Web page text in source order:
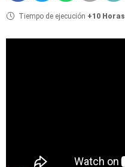
Tiempo de ejecución +10 Horas